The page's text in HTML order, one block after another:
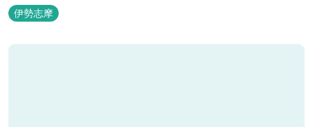
ださい。
伊勢志摩